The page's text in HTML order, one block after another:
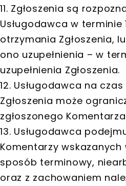
11. Zgłoszenia są
Usługodawca w terminie
otrzymania Zgłoszenia,
ono uzupełnienia – w
uzupełnienia Zgłoszenia.
12. Usługodawca na
Zgłoszenia może
zgłoszonego
13. Usługodawca
Komentarzy wskazanych
sposób terminowy,
oraz z zachowaniem